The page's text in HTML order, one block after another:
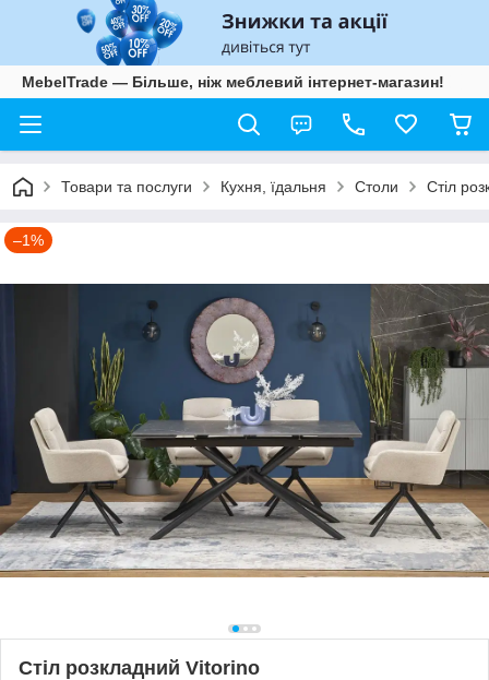
MebelTrade — Більше, ніж меблевий інтернет-магазин!
Товари та послуги Кухня, їдальня Столи Стіл
–1%
Стіл розкладний Vitorino